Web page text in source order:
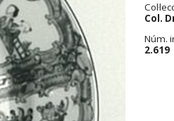
Col.
Núm.
2.619